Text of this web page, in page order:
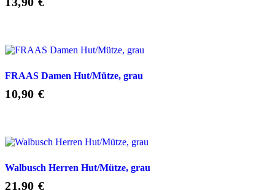
FRAAS Damen Hut/Mütze, grau
10,90 €
Walbusch Herren Hut/Mütze, grau
21,90 €